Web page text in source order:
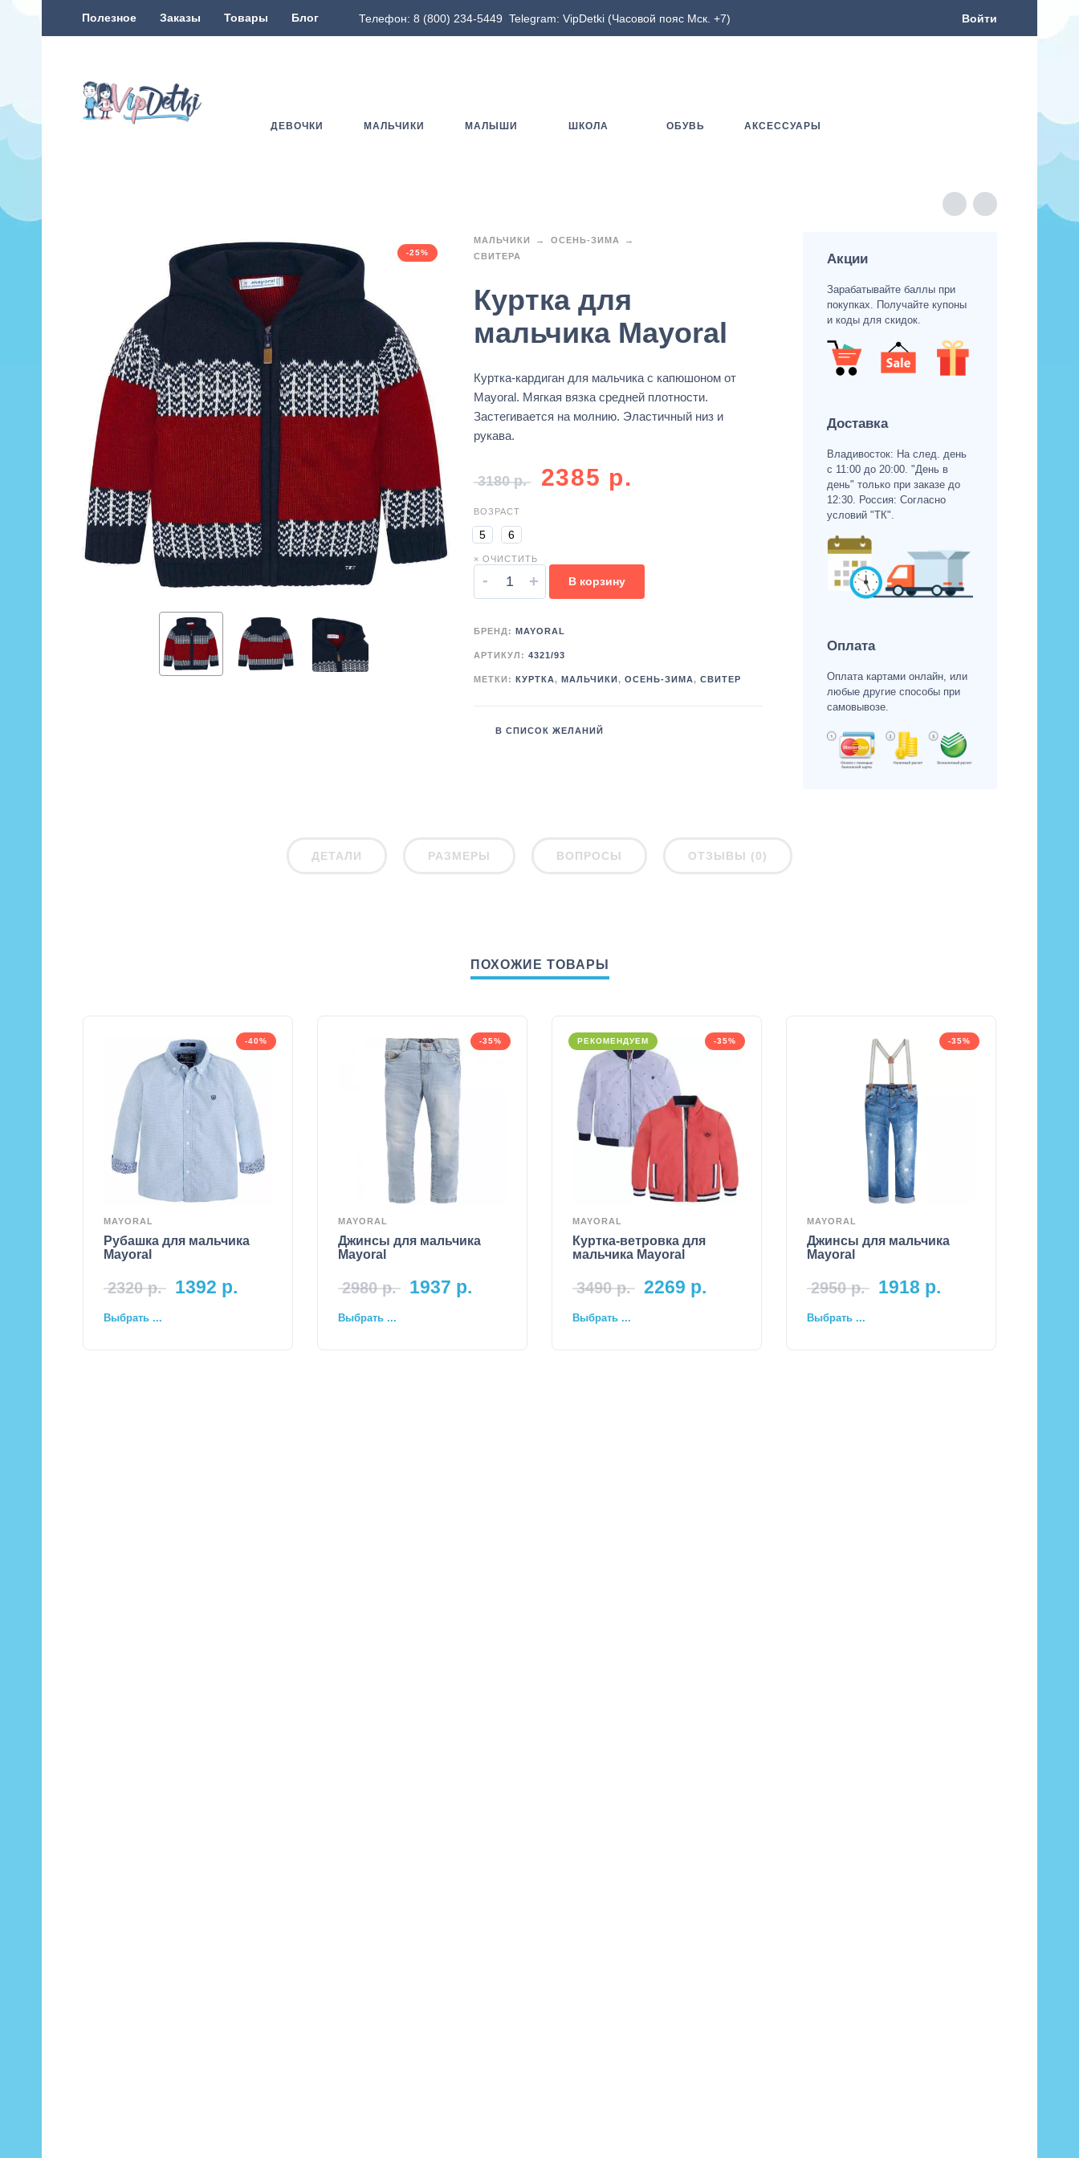
Полезное Заказы Товары Блог Телефон: 8 (800) 234-5449 Telegram: VipDetki (Часовой пояс Мск. +7) Войти
ДЕВОЧКИ МАЛЬЧИКИ МАЛЫШИ ШКОЛА ОБУВЬ АКСЕССУАРЫ
-25%
МАЛЬЧИКИ
ОСЕНЬ-ЗИМА
СВИТЕРА
Куртка для
мальчика Mayoral
Куртка-кардиган для мальчика с капюшоном от
Mayoral. Мягкая вязка средней плотности.
Застегивается на молнию. Эластичный низ и
рукава.
3180р. 2385 р.
ВОЗРАСТ
5 6
× ОЧИСТИТЬ
- + В корзину
БРЕНД: MAYORAL
АРТИКУЛ: 4321/93
МЕТКИ: КУРТКА, МАЛЬЧИКИ , ОСЕНЬ-ЗИМА, СВИТЕР
В СПИСОК ЖЕЛАНИЙ
Акции
Зарабатывайте баллы при
покупках. Получайте купоны
и коды для скидок.
Доставка
Владивосток: На след. день
с 11:00 до 20:00. "День в
день" только при заказе до
12:30. Россия: Согласно
условий "ТК".
Оплата
Оплата картами онлайн, или
любые другие способы при
самовывозе.
ДЕТАЛИ РАЗМЕРЫ ВОПРОСЫ ОТЗЫВЫ (0)
ПОХОЖИЕ ТОВАРЫ
-40%
MAYORAL
Рубашка для мальчика
Mayoral
2320р. 1392 р.
Выбрать ...
-35%
MAYORAL
Джинсы для мальчика
Mayoral
2980р. 1937 р.
Выбрать ...
-35%
РЕКОМЕНДУЕМ
MAYORAL
Куртка-ветровка для
мальчика Mayoral
3490р. 2269 р.
Выбрать ...
-35%
MAYORAL
Джинсы для мальчика
Mayoral
2950р. 1918 р.
Выбрать ...